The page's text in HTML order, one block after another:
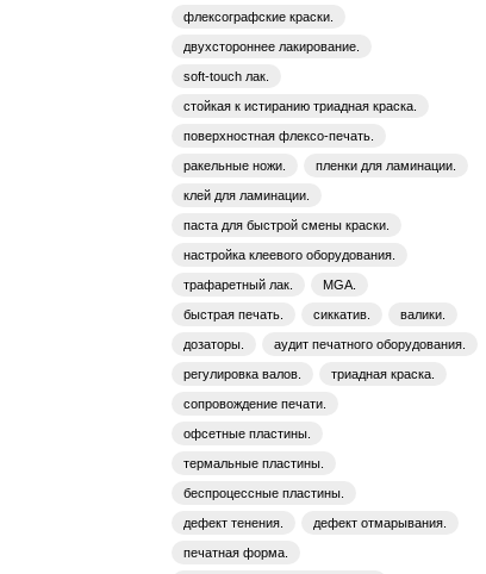
флексографские краски.
двухстороннее лакирование.
soft-touch лак.
стойкая к истиранию триадная краска.
поверхностная флексо-печать.
ракельные ножи. пленки для ламинации.
клей для ламинации.
паста для быстрой смены краски.
настройка клеевого оборудования.
трафаретный лак. MGA.
быстрая печать. сиккатив. валики.
дозаторы. аудит печатного оборудования.
регулировка валов. триадная краска.
сопровождение печати.
офсетные пластины.
термальные пластины.
беспроцессные пластины.
дефект тенения. дефект отмарывания.
печатная форма.